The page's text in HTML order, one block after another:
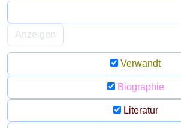
Anzeigen
Verwandt
Biographie
Literatur